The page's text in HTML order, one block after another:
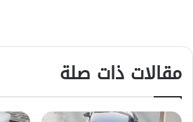
مقالات ذات صلة